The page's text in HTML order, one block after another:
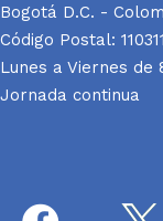
Bogotá D.C. -
Código Postal: 110311
Lunes a Viernes de
Jornada continua